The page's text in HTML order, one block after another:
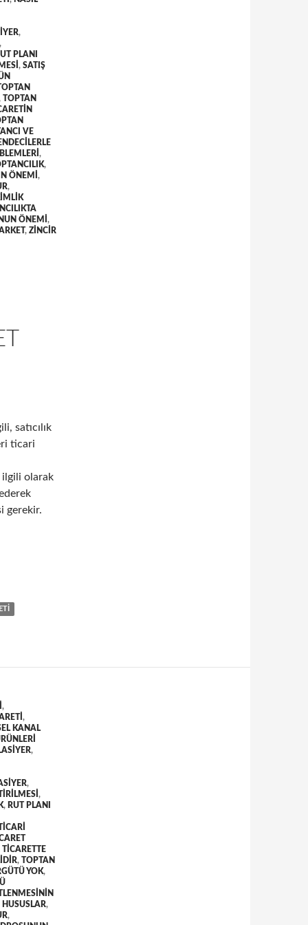
,
,
PLANI
, SATIŞ
TOPTAN
VE
,
,
ÖNEMI ,
,
ÖNEMI ,
, ZINCIR
satıcılık
ticari
ilgili olarak
gerekir.
ziyaret etmenin önemi
,
,
KANAL
,
,
,
, RUT PLANI
, TOPTAN
YOK,
,
,